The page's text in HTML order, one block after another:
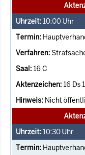
10:00 Uhr
16 C
16 Ds
Nicht
10:30 Uhr